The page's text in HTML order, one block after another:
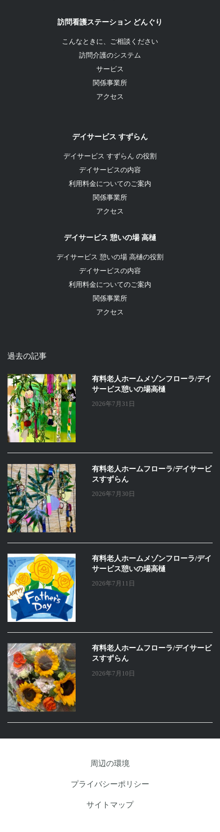
訪問看護ステーション どんぐり
こんなときに、ご相談ください
訪問介護のシステム
サービス
関係事業所
アクセス
デイサービス すずらん
デイサービス すずらん の役割
デイサービスの内容
利用料金についてのご案内
関係事業所
アクセス
デイサービス 憩いの場 高樋
デイサービス 憩いの場 高樋の役割
デイサービスの内容
利用料金についてのご案内
関係事業所
アクセス
過去の記事
有料老人ホームメゾンフローラ/デイ
サービス憩いの場高樋
2026年7月31日
有料老人ホームフローラ/デイサービ
スすずらん
2026年7月30日
有料老人ホームメゾンフローラ/デイ
サービス憩いの場高樋
2026年7月11日
有料老人ホームフローラ/デイサービ
スすずらん
2026年7月10日
周辺の環境
プライバシーポリシー
サイトマップ